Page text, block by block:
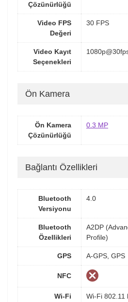
Çözünürlüğü
Video FPS
Değeri
30 FPS
Video Kayıt
Seçenekleri
Ön Kamera
Ön Kamera
Çözünürlüğü
0.3 MP
Bağlantı Özellikleri
Bluetooth
Versiyonu
4.0
Bluetooth
Özellikleri
A2DP
Profile)
GPS A-GPS, GPS
NFC
Wi-Fi
Wi-Fi 802.11